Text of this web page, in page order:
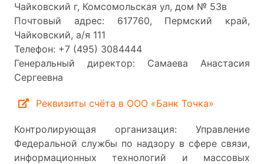
Чайковский г, Комсомольская ул, дом № 53в
Почтовый адрес: 617760, Пермский край,
Чайковский, а/я 111
Телефон: +7 (495) 3084444
Генеральный директор: Самаева Анастасия
Сергеевна
Реквизиты счёта в ООО «Банк Точка»
Контролирующая организация: Управление
Федеральной службы по надзору в сфере связи,
информационных технологий и массовых